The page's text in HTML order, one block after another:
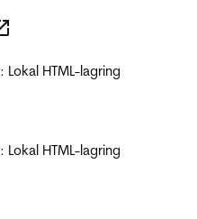
: Lokal HTML-lagring
: Lokal HTML-lagring